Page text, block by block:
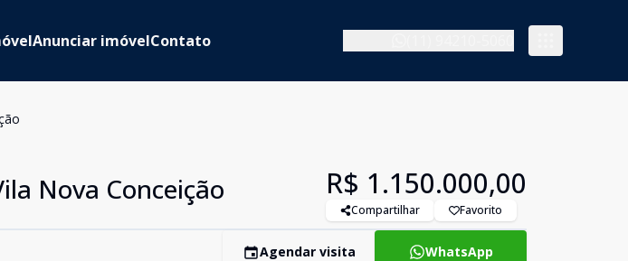
Anunciar imóvelContato
Nova Conceição R$ 1.150.000,00
Compartilhar Favorito
Agendar visita WhatsApp